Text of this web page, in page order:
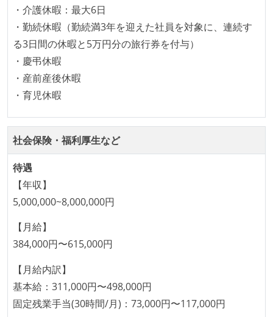
・介護休暇：最大6日
・勤続休暇（勤続満3年を迎えた社員を対象に、連続す
る3日間の休暇と5万円分の旅行券を付与）
・慶弔休暇
・産前産後休暇
・育児休暇
社会保険・福利厚生など
待遇
【年収】
5,000,000~8,000,000円
【月給】
384,000円〜615,000円
【月給内訳】
基本給：311,000円〜498,000円
固定残業手当(30時間/月)：73,000円〜117,000円